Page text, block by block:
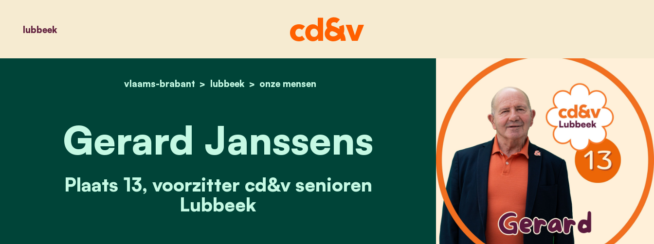
lubbeek
home
vlaams-brabant lubbeek onze mensen
gerard janssens
Gerard Janssens
Plaats 13, voorzitter cd&v senioren
Lubbeek